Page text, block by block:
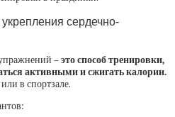
сердечно-
– это способ тренировки,
активными и сжигать калории.
в спортзале.